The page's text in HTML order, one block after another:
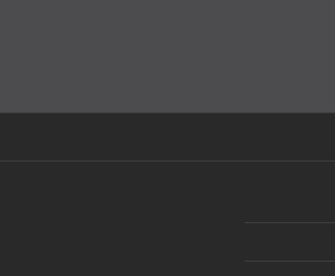
Cookies helfen auf auf dieser